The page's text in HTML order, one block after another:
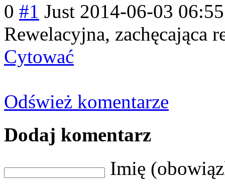
0 #1 Just 2014-06-03 06:55
Rewelacyjna, zachęcająca
Cytować
Odśwież komentarze
Dodaj komentarz
Imię